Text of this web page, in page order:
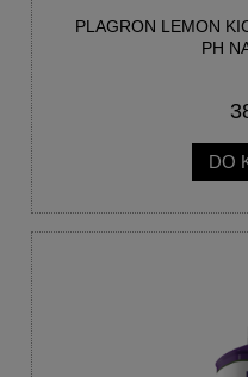
PLAGRON LEMON
PH
DO